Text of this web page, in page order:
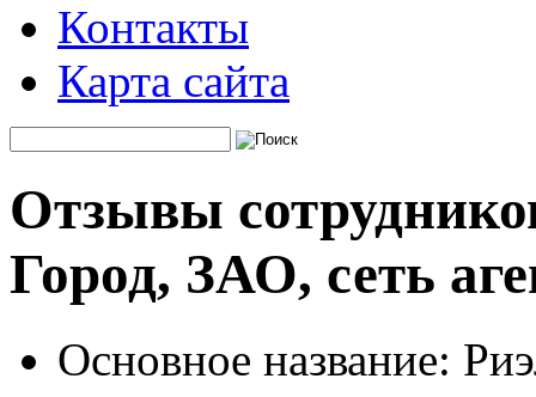
Контакты
Карта сайта
Отзывы
Город, ЗАО, сеть
Основное название: